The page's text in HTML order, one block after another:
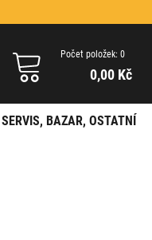
Počet položek: 0
0,00 Kč
SERVIS, BAZAR, OSTATNÍ